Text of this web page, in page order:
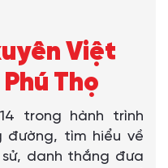
Việt
Thọ
trong hành trình
đường, tìm hiểu về
danh thắng đưa